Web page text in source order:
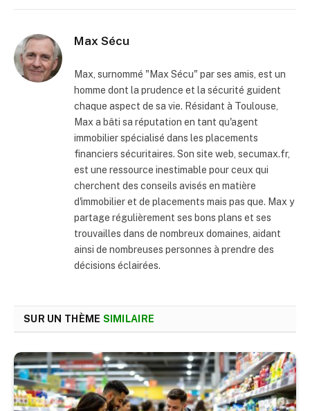
Max Sécu
Max, surnommé "Max Sécu" par ses amis, est un
homme dont la prudence et la sécurité guident
chaque aspect de sa vie. Résidant à Toulouse,
Max a bâti sa réputation en tant qu'agent
immobilier spécialisé dans les placements
financiers sécuritaires. Son site web, secumax.fr,
est une ressource inestimable pour ceux qui
cherchent des conseils avisés en matière
d'immobilier et de placements mais pas que. Max y
partage régulièrement ses bons plans et ses
trouvailles dans de nombreux domaines, aidant
ainsi de nombreuses personnes à prendre des
décisions éclairées.
SUR UN THÈME SIMILAIRE